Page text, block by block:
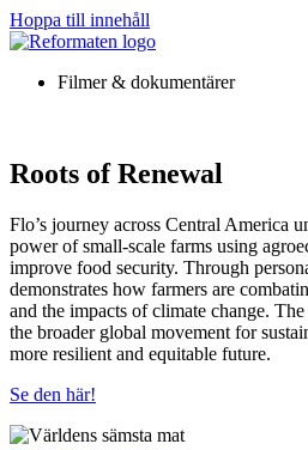
Hoppa till innehåll
Filmer & dokumentärer
Roots of Renewal
Flo’s journey across Central America
power of small-scale farms using
improve food security. Through
demonstrates how farmers are
and the impacts of climate change.
the broader global movement for
more resilient and equitable future.
Se den här!